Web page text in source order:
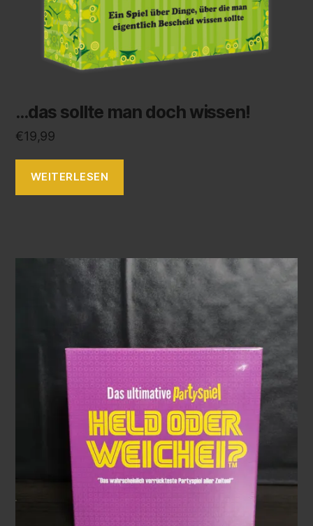
…das sollte man doch wissen!
€19,99
WEITERLESEN